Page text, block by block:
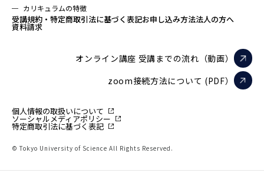
カリキュラムの特徴
受講規約・特定商取引法に基づく表記お申し込み方法法人の方へ
資料請求
オンライン講座 受講までの流れ（動画）
zoom接続方法について (PDF）
個人情報の取扱いについて
ソーシャルメディアポリシー
特定商取引法に基づく表記
© Tokyo University of Science All Rights Reserved.